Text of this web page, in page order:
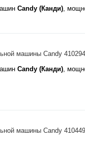
Candy (Канди),
машины Candy
Candy (Канди),
машины Candy